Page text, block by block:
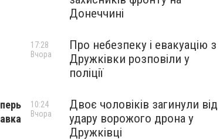
Донеччині
Про небезпеку і евакуацію з
Дружківки розповіли у
поліції
17:28
Вчора
Двоє чоловіків загинули від
удару ворожого дрона у
Дружківці
10:24
Вчора